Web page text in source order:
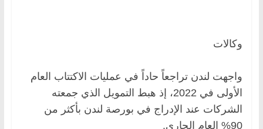
وكالات
واجهت لندن تراجعاً حاداً في عمليات الاكتتاب العام
الأولى في 2022، إذ هبط التمويل الذي جمعته
الشركات عند الإدراج في بورصة لندن بأكثر من
90% العام الجاري.